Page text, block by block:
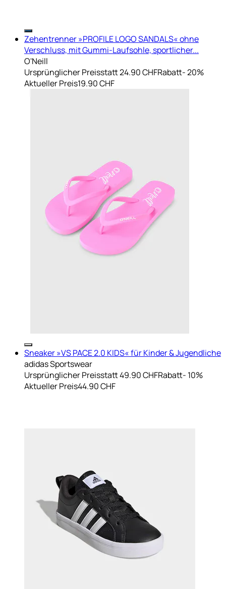
Zehentrenner »PROFILE LOGO SANDALS« ohne
Verschluss, mit Gummi-Laufsohle, sportlicher...
O'Neill
Ursprünglicher Preisstatt 24.90 CHFRabatt- 20%
Aktueller Preis19.90 CHF
Sneaker »VS PACE 2.0 KIDS« für Kinder & Jugendliche
adidas Sportswear
Ursprünglicher Preisstatt 49.90 CHFRabatt- 10%
Aktueller Preis44.90 CHF